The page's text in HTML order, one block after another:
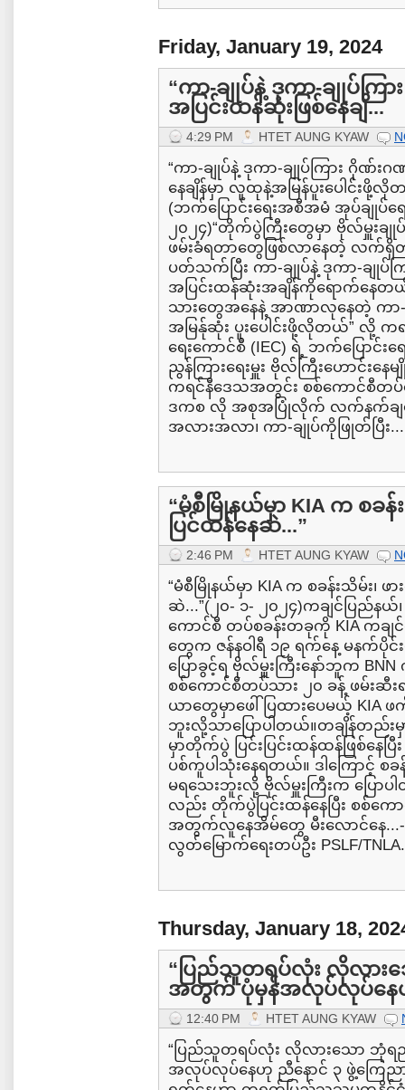
Friday, January 19, 2024
“ကာ-ချုပ်နဲ့ ဒုကာ-ချုပ်ကြ
အပြင်းထန်ဆုံးဖြစ်နေချိ...
4:29 PM HTET AUNG KYAW
“ကာ-ချုပ်နဲ့ ဒုကာ-ချုပ်ကြား ဂိုဏ်း
နေချိန်မှာ လူထုနဲ့အမြန်ပူးပေါင်းဖို့လို
(ဘက်ပြောင်းရေးအစီအမံ အုပ်ချုပ်ရ
၂၀၂၄)“တိုက်ပွဲကြီးတွေမှာ ဗိုလ်မှူ
ဖမ်းခံရတာတွေဖြစ်လာနေတဲ့ လက်ရှိ
ပတ်သက်ပြီး ကာ-ချုပ်နဲ့ ဒုကာ-ချုပ်က
အပြင်းထန်ဆုံးအချိန်ကိုရောက်နေတ
သားတွေအနေနဲ့ အာဏာလုနေတဲ့ ကာ-
အမြန်ုဆုံး ပူးပေါင်းဖို့လိုတယ်” လို့ က
ရေးကောင်စီ (IEC) ရဲ့ ဘက်ပြောင်
ညွန်ကြားရေးမှူး ဗိုလ်ကြီးဟောင်းန
ကရင်နီဒေသအတွင်း စစ်ကောင်စီတ
ဒကစ လို အစုအပြုံလိုက် လက်နက်ချအ
အလားအလာ၊ ကာ-ချုပ်ကိုဖြုတ်ပြီး...
“မံစီမြိုနယ်မှာ KIA က စခ
ပြင်ထန်နေဆဲ...”
2:46 PM HTET AUNG KYAW
“မံစီမြိုနယ်မှာ KIA က စခန်းသိမ်း၊
ဆဲ...”(၂၀- ၁- ၂၀၂၄)ကချင်ပြည်နယ်
ကောင်စီ တပ်စခန်းတခုကို KIA ကခ
တွေက ဇန်နဝါရီ ၁၉ ရက်နေ့ မနက်ပို
ပြောခွင့်ရ ဗိုလ်မှူးကြီးနော်ဘူက
စစ်ကောင်စီတပ်သား ၂၀ ခန့် ဖမ်း
ယာတွေမှာဖေါ်ပြထားပေမယ့်
ဘူးလို့သာပြောပါတယ်။တချိန်တည်းမှ
မှာတိုက်ပွဲ ပြင်းပြင်းထန်ထန်ဖြစ်နေ
ပစ်ကူပါသုံးနေရတယ်။ ဒါကြောင့် စ
မရသေးဘူးလို့ ဗိုလ်မှူးကြီးက ပြောပ
လည်း တိုက်ပွဲပြင်းထန်နေပြီး စစ်က
အတွက်လူနေအိမ်တွေ မီးလောင်နေ
လွတ်မြောက်ရေးတပ်ဦး PSLF/
Thursday, January 18,
“ပြည်သူတရပ်လုံး လိုလားသ
အတွက် ပုံမှန်အလုပ်လုပ်နေ
12:40 PM HTET AUNG KYAW
“ပြည်သူတရပ်လုံး လိုလားသော ဘုံရည်
အလုပ်လုပ်နေဟု ညီနောင် ၃ ဖွဲ့ကြေညာ